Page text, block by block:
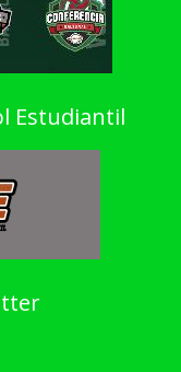
Estudiantil